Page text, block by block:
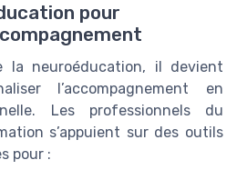
pour
la neuroéducation, il devient
l’accompagnement en
Les professionnels du
s’appuient sur des outils
pour :